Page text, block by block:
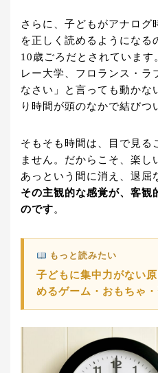
さらに、子どもがアナログ
を正しく読めるようになる
10歳ごろだとされています
レー大学、フロランス・
なさい」と言っても動かな
り時間が頭のなかで結びつ
そもそも時間は、目で見る
ません。だからこそ、楽し
あっという間に消え、退屈
その主観的な感覚が、客観
のです。
もっと読みたい
子どもに集中力がない
めるゲーム・おもちゃ